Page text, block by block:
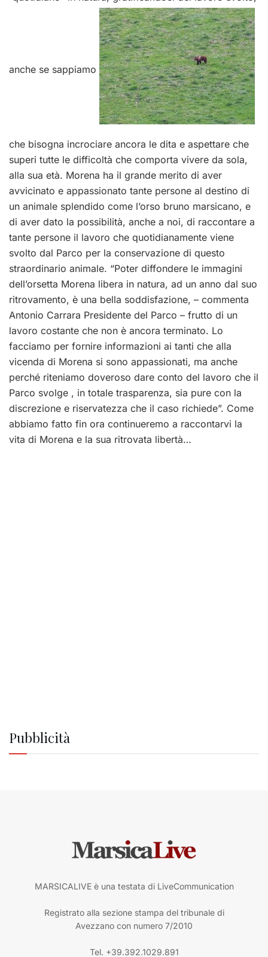
anche se sappiamo
che bisogna incrociare ancora le dita e aspettare che
superi tutte le difficoltà che comporta vivere da sola,
alla sua età. Morena ha il grande merito di aver
avvicinato e appassionato tante persone al destino di
un animale splendido come l’orso bruno marsicano, e
di aver dato la possibilità, anche a noi, di raccontare a
tante persone il lavoro che quotidianamente viene
svolto dal Parco per la conservazione di questo
straordinario animale. “Poter diffondere le immagini
dell’orsetta Morena libera in natura, ad un anno dal suo
ritrovamento, è una bella soddisfazione, – commenta
Antonio Carrara Presidente del Parco – frutto di un
lavoro costante che non è ancora terminato. Lo
facciamo per fornire informazioni ai tanti che alla
vicenda di Morena si sono appassionati, ma anche
perché riteniamo doveroso dare conto del lavoro che il
Parco svolge , in totale trasparenza, sia pure con la
discrezione e riservatezza che il caso richiede”. Come
abbiamo fatto fin ora continueremo a raccontarvi la
vita di Morena e la sua ritrovata libertà…
Pubblicità
MARSICALIVE è una testata di LiveCommunication
Registrato alla sezione stampa del tribunale di
Avezzano con numero 7/2010
Tel. +39.392.1029.891